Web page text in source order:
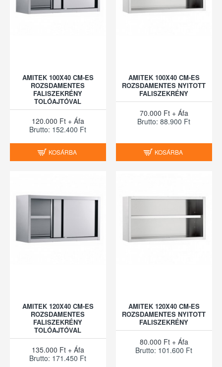
AMITEK 100X40 CM-ES
ROZSDAMENTES
FALISZEKRÉNY
TOLÓAJTÓVAL
120.000 Ft + Áfa
Brutto: 152.400 Ft
KOSÁRBA
AMITEK 100X40 CM-ES
ROZSDAMENTES NYITOTT
FALISZEKRÉNY
70.000 Ft + Áfa
Brutto: 88.900 Ft
KOSÁRBA
AMITEK 120X40 CM-ES
ROZSDAMENTES
FALISZEKRÉNY
TOLÓAJTÓVAL
135.000 Ft + Áfa
Brutto: 171.450 Ft
AMITEK 120X40 CM-ES
ROZSDAMENTES NYITOTT
FALISZEKRÉNY
80.000 Ft + Áfa
Brutto: 101.600 Ft